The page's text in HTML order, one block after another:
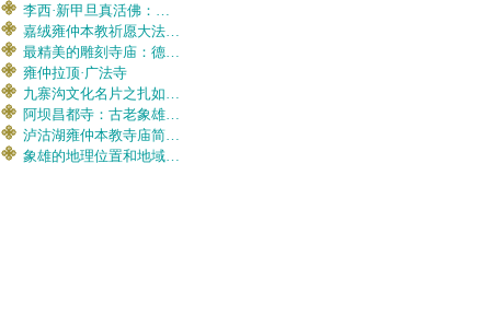
李西·新甲旦真活佛：…
嘉绒雍仲本教祈愿大法…
最精美的雕刻寺庙：德…
雍仲拉顶·广法寺
九寨沟文化名片之扎如…
阿坝昌都寺：古老象雄…
泸沽湖雍仲本教寺庙简…
象雄的地理位置和地域…